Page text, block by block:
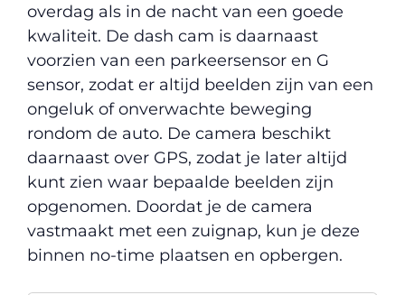
overdag als in de nacht van een goede
kwaliteit. De dash cam is daarnaast
voorzien van een parkeersensor en G
sensor, zodat er altijd beelden zijn van een
ongeluk of onverwachte beweging
rondom de auto. De camera beschikt
daarnaast over GPS, zodat je later altijd
kunt zien waar bepaalde beelden zijn
opgenomen. Doordat je de camera
vastmaakt met een zuignap, kun je deze
binnen no-time plaatsen en opbergen.